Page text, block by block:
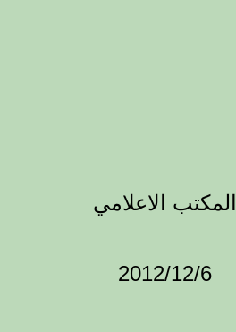
المكتب الاعلامي
2012/12/6